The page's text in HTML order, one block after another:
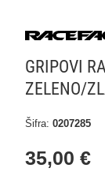
GRIPOVI
ZELENO/
Šifra: 0207285
35,00 €